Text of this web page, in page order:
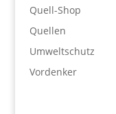
Quell-Shop
Quellen
Umweltschutz
Vordenker